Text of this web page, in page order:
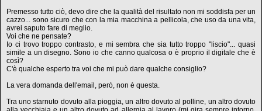
Premesso tutto ciò, devo dire che la qualità del risultato non mi soddisfa per un
cazzo... sono sicuro che con la mia macchina a pellicola, che uso da una vita,
avrei saputo fare di meglio.
Voi che ne pensate?
Io ci trovo troppo contrasto, e mi sembra che sia tutto troppo "liscio"... quasi
simile a un disegno. Sono io che canno qualcosa o è proprio il digitale che è
così?
C'è qualche esperto tra voi che mi può dare qualche consiglio?
La vera domanda dell'email, però, non è questa.
Tra uno starnuto dovuto alla pioggia, un altro dovuto al polline, un altro dovuto